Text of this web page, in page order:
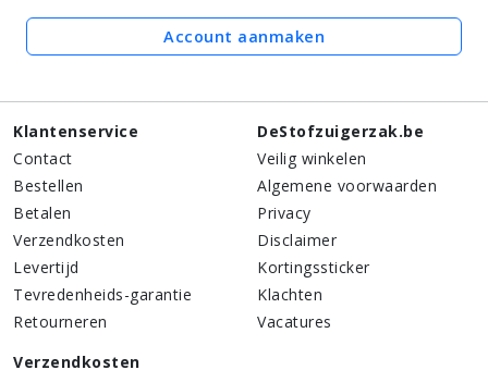
Account aanmaken
Klantenservice
Contact
Bestellen
Betalen
Verzendkosten
Levertijd
Tevredenheids-garantie
Retourneren
DeStofzuigerzak.be
Veilig winkelen
Algemene voorwaarden
Privacy
Disclaimer
Kortingssticker
Klachten
Vacatures
Verzendkosten